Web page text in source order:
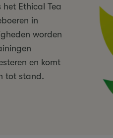
Ethical Tea
in
worden
en komt
tot stand.